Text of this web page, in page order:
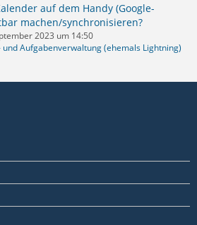
auf dem Handy (Google-
machen/synchronisieren?
2023 um 14:50
und Aufgabenverwaltung (ehemals Lightning)